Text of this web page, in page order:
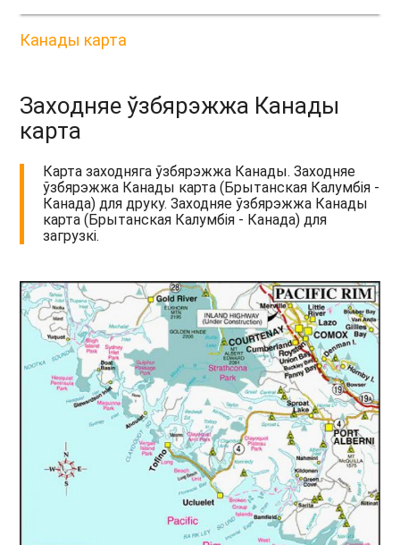
Канады карта
Заходняе ўзбярэжжа Канады
карта
Карта заходняга ўзбярэжжа Канады. Заходняе
ўзбярэжжа Канады карта (Брытанская Калумбія -
Канада) для друку. Заходняе ўзбярэжжа Канады
карта (Брытанская Калумбія - Канада) для
загрузкі.